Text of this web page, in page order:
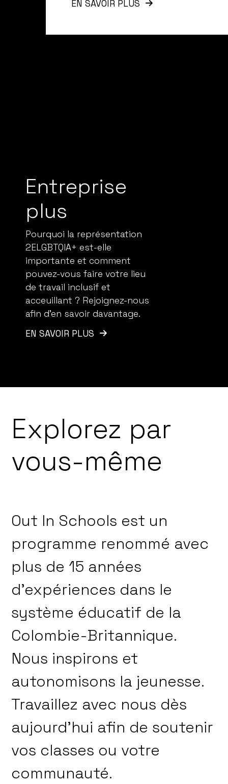
EN SAVOIR PLUS
Entreprise
plus
Pourquoi la représentation
2ELGBTQIA+ est-elle
importante et comment
pouvez-vous faire votre lieu
de travail inclusif et
acceuillant ? Rejoignez-nous
afin d’en savoir davantage.
EN SAVOIR PLUS
Explorez par
vous-même
Out In Schools est un
programme renommé avec
plus de 15 années
d’expériences dans le
système éducatif de la
Colombie-Britannique.
Nous inspirons et
autonomisons la jeunesse.
Travaillez avec nous dès
aujourd’hui afin de soutenir
vos classes ou votre
communauté.